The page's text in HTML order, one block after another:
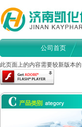
公司首页
此页面上的内容需要较新版本